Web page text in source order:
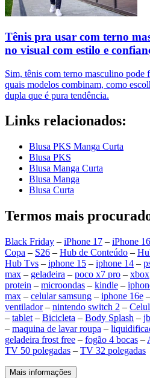
Tênis pra usar com terno
no visual com estilo e
Sim, tênis com terno masculino
quais modelos combinam, como
dupla que é pura tendência.
Links relacionados:
Blusa PKS Manga Curta
Blusa PKS
Blusa Manga Curta
Blusa Manga
Blusa Curta
Termos mais
Black Friday – iPhone 17 – iPhone 16
Copa – S26 – Hub de Conteúdo –
Hub Tvs – iphone 15 – iphone 14 –
max – geladeira – poco x7 pro – xbox
protein – microondas – kindle –
max – celular samsung – iphone 16e –
ventilador– nintendo switch 2 –
– tablet – Bicicleta – Body Splash –
– maquina de lavar roupa –
geladeira frost free – fogão 4 bocas –
TV 50 polegadas – TV 32 polegadas
Mais informações